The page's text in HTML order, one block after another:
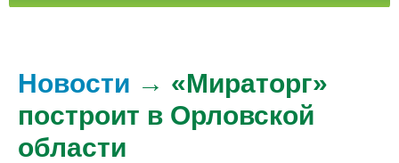
Новости → «Мираторг»
построит в Орловской
области